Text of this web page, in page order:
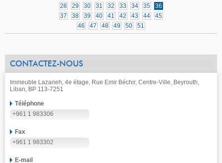
28
29 30 31 32 33 34 35
36
37
38 39 40 41 42 43 44
45
46
47 48 49 50 51
CONTACTEZ-NOUS
Immeuble Lazarieh, 4e étage, Rue Emir Béchir, Centre-Ville, Beyrouth,
Liban, BP 113-7251
Téléphone
+961 1 983306
Fax
+961 1 983302
E-mail